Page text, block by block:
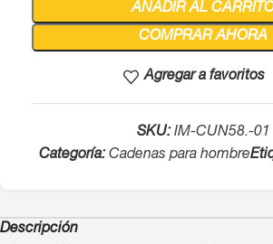
AÑADIR AL
COMPRAR AHORA
Agregar a favoritos
SKU:IM-CUN58.-01
Categoría: Cadenas para hombre
Descripción